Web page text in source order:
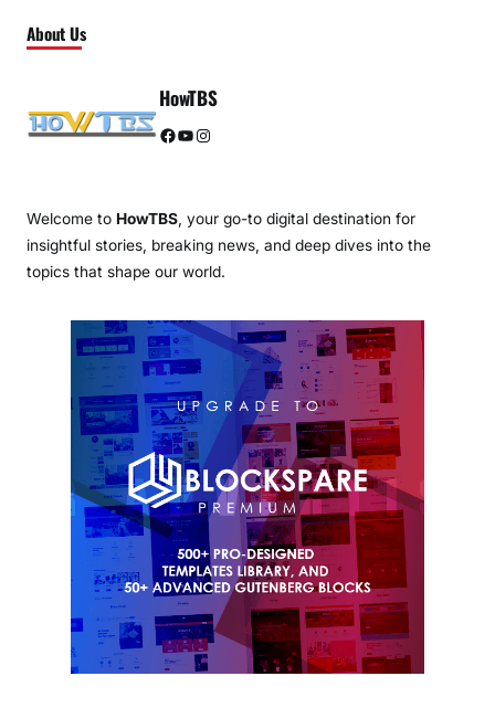
About Us
HowTBS
Facebook YouTube Instagram
Welcome to HowTBS, your go-to digital destination for
insightful stories, breaking news, and deep dives into the
topics that shape our world.